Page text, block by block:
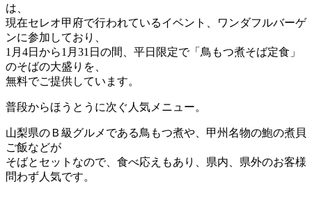
は、
現在セレオ甲府で行われているイベント、ワンダフルバーゲ
ンに参加しており、
1月4日から1月31日の間、平日限定で「鳥もつ煮そば定食」
のそばの大盛りを、
無料でご提供しています。
普段からほうとうに次ぐ人気メニュー。
山梨県のＢ級グルメである鳥もつ煮や、甲州名物の鮑の煮貝
ご飯などが
そばとセットなので、食べ応えもあり、県内、県外のお客様
問わず人気です。